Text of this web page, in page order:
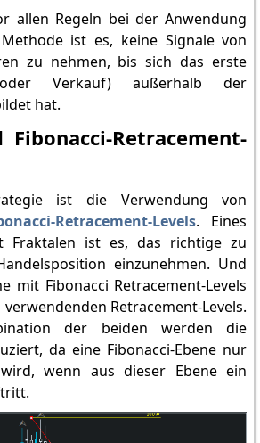
allen Regeln bei der Anwendung
ist es, keine Signale von
zu nehmen, bis sich das erste
Verkauf) außerhalb der
hat.
Retracement-
ist die Verwendung von
Retracement-Levels. Eines
Fraktalen ist es, das richtige zu
einzunehmen. Und
mit Fibonacci Retracement-Levels
Retracement-Levels.
der beiden werden die
da eine Fibonacci-Ebene nur
wenn aus dieser Ebene ein